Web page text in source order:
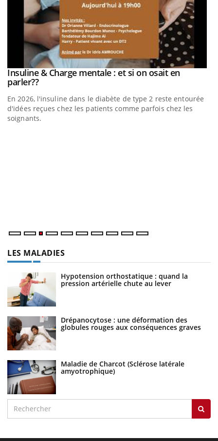
Youtube
Insuline & Charge mentale : et si on osait en
parler??Youtube
En 2026, l'insuline dans le diabète de type 2 reste entourée
d'idées reçues chez les patients comme parfois chez les
soignants.
LES MALADIES
Hypotension orthostatique : quand la
pression artérielle chute au lever
Drépanocytose : une déformation des
globules rouges aux conséquences graves
Maladie de Charcot (Sclérose latérale
amyotrophique)